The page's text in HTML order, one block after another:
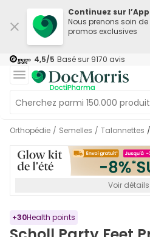
Continuez sur l’App
Nous prenons soin
promos exclusives
4,5/5 Basé sur 9170 avis
Orthopédie / Semelles / Talonnettes /
Voir détails
+30Health points